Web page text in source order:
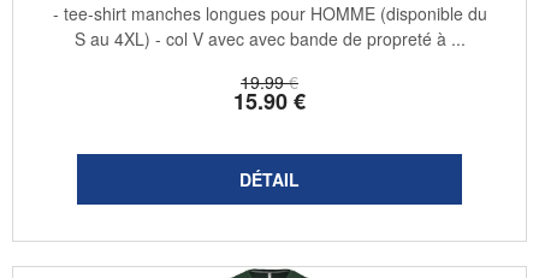
19.99 €
15.90€
- tee-shirt manches longues pour HOMME (disponible du
S au 4XL) - col V avec avec bande de propreté à ...